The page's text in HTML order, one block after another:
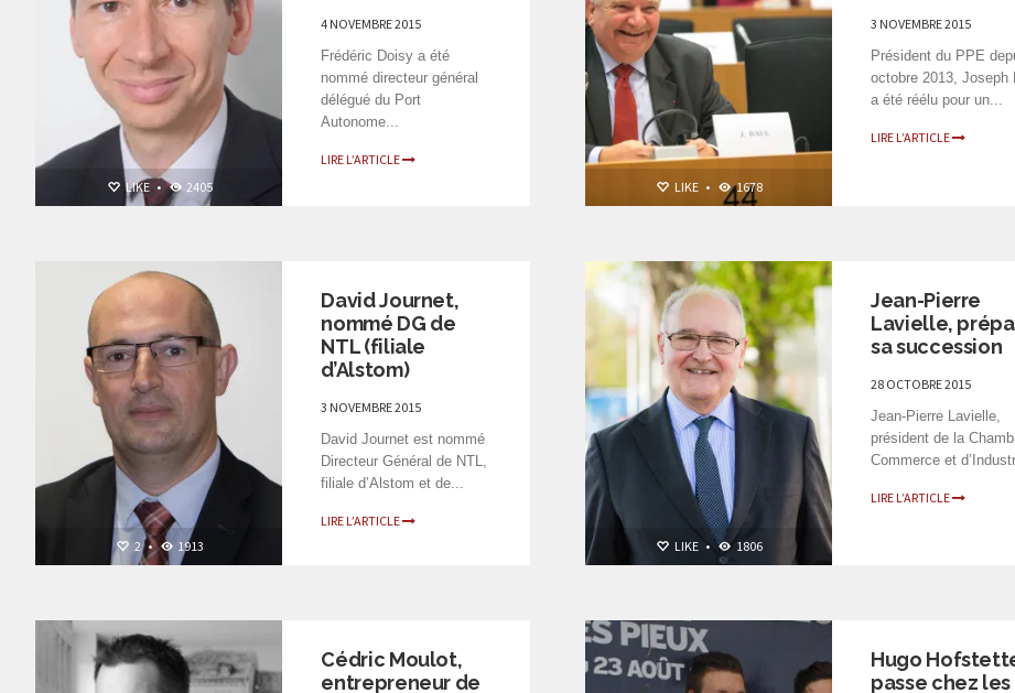
LIKE • 2405
4 NOVEMBRE 2015
Frédéric Doisy a été
nommé directeur général
délégué du Port
Autonome...
LIRE L’ARTICLE
LIKE • 1678
3 NOVEMBRE 2015
Président du PPE
octobre 2013, Joseph
a été réélu pour un...
LIRE L’ARTICLE
2 • 1913
David Journet,
nommé DG de
NTL (filiale
d’Alstom)
3 NOVEMBRE 2015
David Journet est nommé
Directeur Général de NTL,
filiale d’Alstom et de...
LIRE L’ARTICLE
LIKE • 1806
Jean-Pierre
Lavielle,
sa succession
28 OCTOBRE 2015
Jean-Pierre Lavielle,
président de la
Commerce et
LIRE L’ARTICLE
Cédric Moulot,
entrepreneur de
Hugo
passe chez les